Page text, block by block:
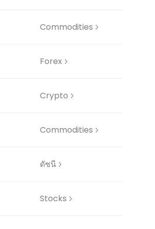
Commodities
Forex
Crypto
Commodities
ดัชนี
Stocks